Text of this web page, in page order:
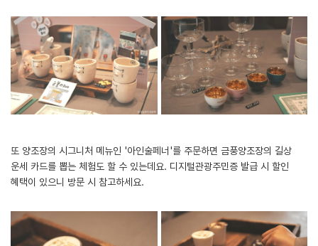
또 양조장의 시그니처 메뉴인 '아인술페너'를 주문하면 금풍양조장의 길상
운세 카드를 뽑는 체험도 할 수 있는데요. 디지털관광주민증 발급 시 할인
혜택이 있으니 방문 시 참고하세요.